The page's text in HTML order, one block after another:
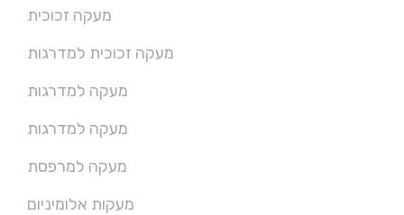
מעקה זכוכית
מעקה זכוכית למדרגות
מעקה למדרגות
מעקה למדרגות
מעקה למרפסת
מעקות אלומיניום